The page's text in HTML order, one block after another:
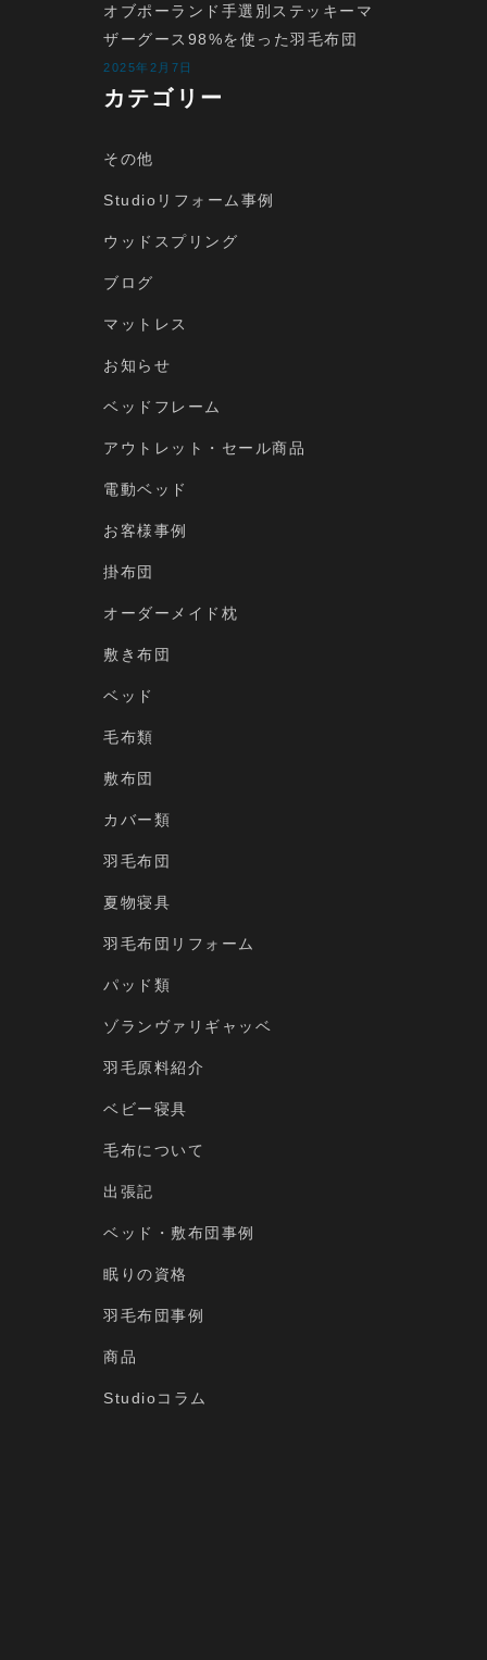
オブポーランド手選別ステッキーマ
ザーグース98%を使った羽毛布団
2025年2月7日
カテゴリー
その他
Studioリフォーム事例
ウッドスプリング
ブログ
マットレス
お知らせ
ベッドフレーム
アウトレット・セール商品
電動ベッド
お客様事例
掛布団
オーダーメイド枕
敷き布団
ベッド
毛布類
敷布団
カバー類
羽毛布団
夏物寝具
羽毛布団リフォーム
パッド類
ゾランヴァリギャッベ
羽毛原料紹介
ベビー寝具
毛布について
出張記
ベッド・敷布団事例
眠りの資格
羽毛布団事例
商品
Studioコラム